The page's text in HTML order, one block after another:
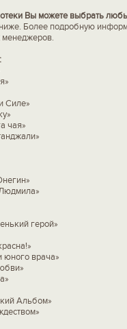
Вы можете выбрать
ниже. Более подробную
менеджеров.
Силе»
чая»
герой»
юного врача»
Альбом»